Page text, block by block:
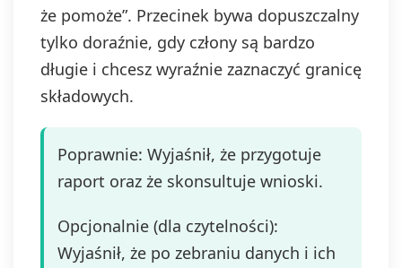
że pomoże”. Przecinek bywa dopuszczalny
tylko doraźnie, gdy człony są bardzo
długie i chcesz wyraźnie zaznaczyć granicę
składowych.
Poprawnie: Wyjaśnił, że przygotuje
raport oraz że skonsultuje wnioski.
Opcjonalnie (dla czytelności):
Wyjaśnił, że po zebraniu danych i ich